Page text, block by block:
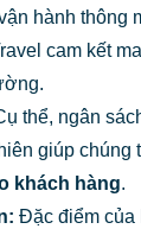
hành thông
cam kết
thể, ngân
giúp chúng
khách hàng.
Đặc điểm của